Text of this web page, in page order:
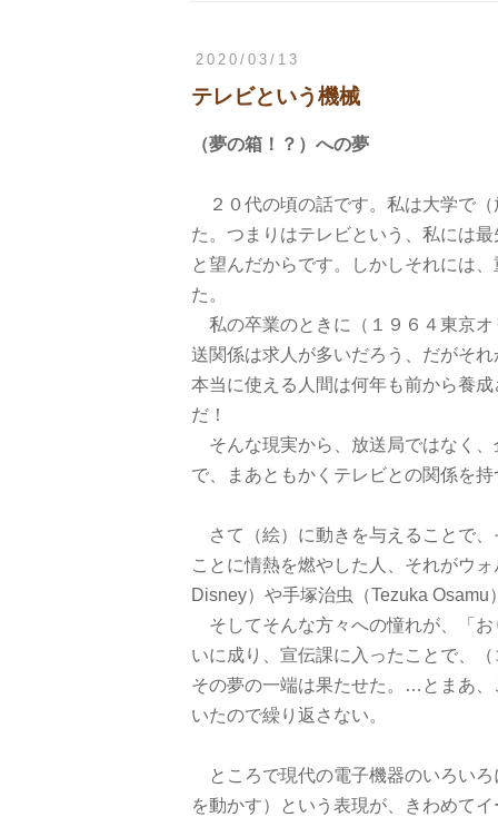
2020/03/13
テレビという機械
（夢の箱！？ ）への夢
２０代の頃の話です。私は大学で
た。つまりはテレビという、私には
と望んだからです。しかしそれには
た。
私の卒業のときに（１９６４東京
送関係は求人が多いだろう、だがそ
本当に使える人間は何年も前から養
だ！
そんな現実から、放送局ではなく
で、まあともかくテレビとの関係を
さて（絵）に動きを与えることで
ことに情熱を燃やした人、それがウ
Disney）や手塚治虫（Tezuka Osamu
そしてそんな方々への憧れが、「
いに成り、宣伝課に入ったことで、
その夢の一端は果たせた。…とまあ
いたので繰り返さない。
ところで現代の電子機器のいろい
を動かす）という表現が、きわめて